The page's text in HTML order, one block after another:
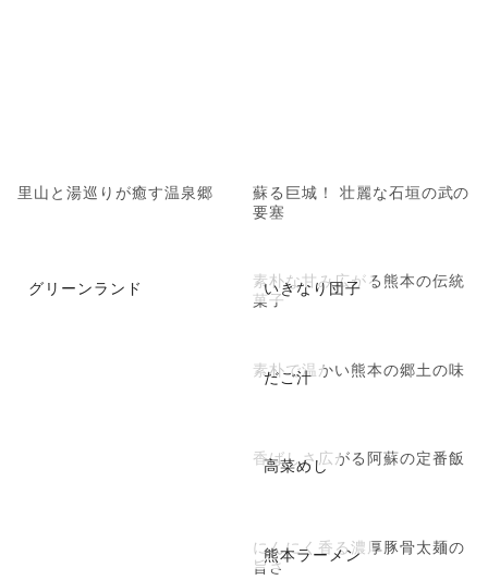
里山と湯巡りが癒す温泉郷
蘇る巨城！ 壮麗な石垣の武の
要塞
グリーンランド いきなり団子
素朴な甘み広がる熊本の伝統
菓子
だご汁
素朴で温かい熊本の郷土の味
高菜めし
香ばしさ広がる阿蘇の定番飯
熊本ラーメン
にんにく香る濃厚豚骨太麺の
旨さ